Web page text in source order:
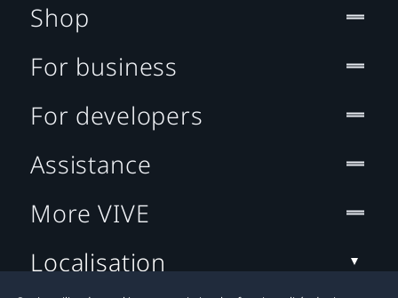
Shop
For business
For developers
Assistance
More VIVE
Localisation